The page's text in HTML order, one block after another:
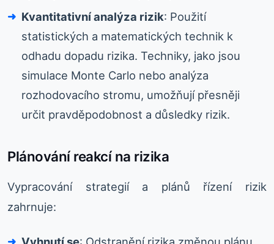
Kvantitativní analýza rizik: Použití
statistických a matematických technik k
odhadu dopadu rizika. Techniky, jako jsou
simulace Monte Carlo nebo analýza
rozhodovacího stromu, umožňují přesněji
určit pravděpodobnost a důsledky rizik.
Plánování reakcí na rizika
Vypracování strategií a plánů řízení rizik
zahrnuje: